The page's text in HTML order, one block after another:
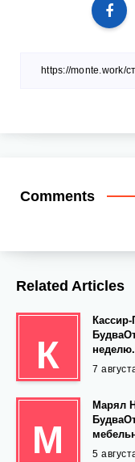
Comments
Related Articles
К
неделю.
7
М
Марял
5